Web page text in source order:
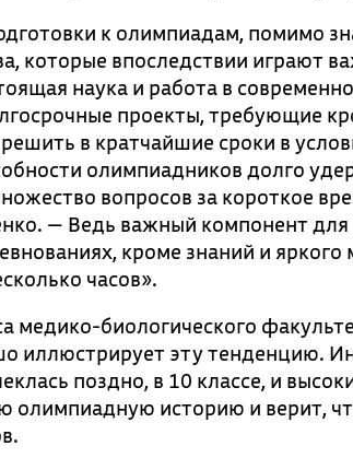
к олимпиадам, помимо
которые впоследствии играют
наука и работа в
проекты, требующие
в кратчайшие сроки в
олимпиадников долго
вопросов за короткое
— Ведь важный компонент
кроме знаний и
часов».
медико-биологического
иллюстрирует эту тенденцию.
поздно, в 10 классе, и
олимпиадную историю и верит,